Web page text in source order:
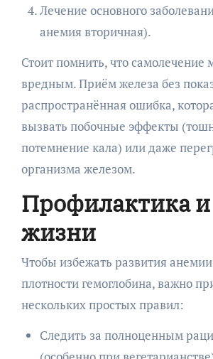
Лечение основного
анемия вторичная).
Стоит помнить, что самолечение
вредным. Приём железа без
распространённая ошибка,
вызвать побочные эффекты
потемнение кала) или даже
организма железом.
Профилактика и
жизни
Чтобы избежать развития
плотности гемоглобина, важно
нескольких простых правил:
Следить за полноценным